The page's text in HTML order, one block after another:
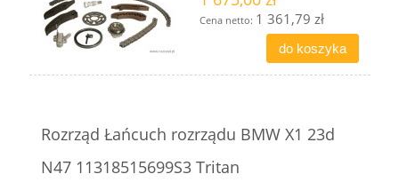
Cena netto: 1 361,79 zł
do koszyka
Rozrząd Łańcuch rozrządu BMW X1 23d
N47 11318515699S3 Tritan